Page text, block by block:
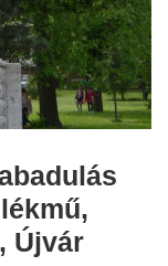
Újvár